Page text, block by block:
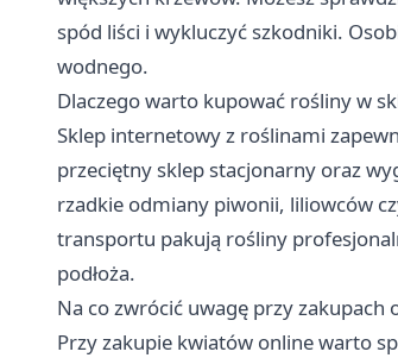
spód liści i wykluczyć szkodniki.
wodnego.
Dlaczego warto kupować rośliny w
Sklep internetowy z roślinami
przeciętny sklep stacjonarny oraz
rzadkie odmiany piwonii, liliowców
transportu pakują rośliny
podłoża.
Na co zwrócić uwagę przy zakupach
Przy zakupie kwiatów online warto